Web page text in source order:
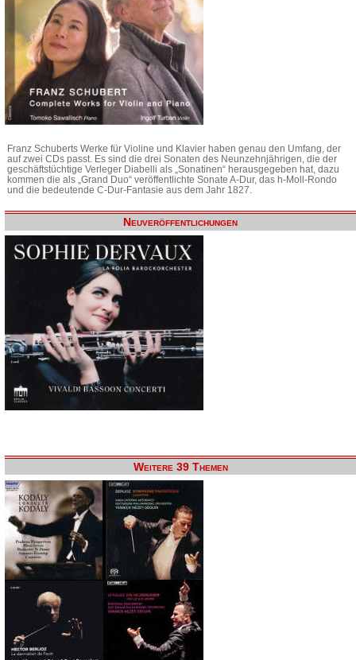
Franz Schuberts Werke für Violine und Klavier haben genau den Umfang, der
auf zwei CDs passt. Es sind die drei Sonaten des Neunzehnjährigen, die der
geschäftstüchtige Verleger Diabelli als „Sonatinen“ herausgegeben hat, dazu
kommen die als „Grand Duo“ veröffentlichte Sonate A-Dur, das h-Moll-Rondo
und die bedeutende C-Dur-Fantasie aus dem Jahr 1827.
Neuveröffentlichungen
Weitere 39 Themen